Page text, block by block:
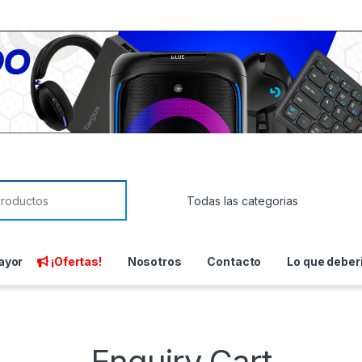
¡Ofertas! Nosotros Contacto Lo que